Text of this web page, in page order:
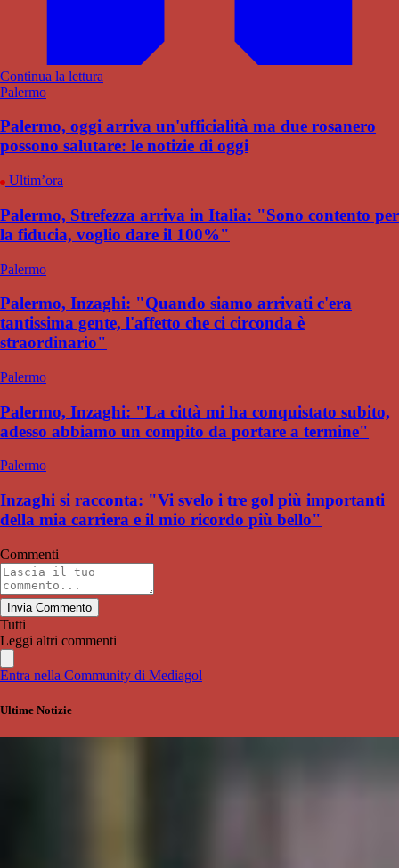
Continua la lettura
Palermo
Palermo, oggi arriva un'ufficialità ma due rosanero
possono salutare: le notizie di oggi
Ultim’ora
Palermo, Strefezza arriva in Italia: "Sono contento per
la fiducia, voglio dare il 100%"
Palermo
Palermo, Inzaghi: "Quando siamo arrivati c'era
tantissima gente, l'affetto che ci circonda è
straordinario"
Palermo
Palermo, Inzaghi: "La città mi ha conquistato subito,
adesso abbiamo un compito da portare a termine"
Palermo
Inzaghi si racconta: "Vi svelo i tre gol più importanti
della mia carriera e il mio ricordo più bello"
Commenti
Invia Commento
Tutti
Leggi altri commenti
Entra nella Community di Mediagol
Ultime Notizie